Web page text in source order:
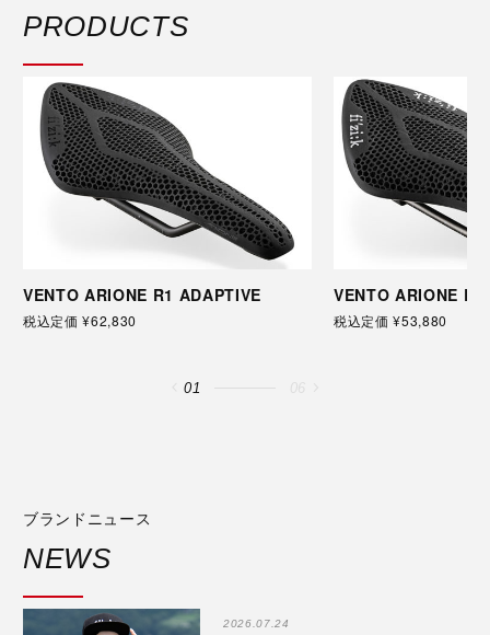
PRODUCTS
VENTO ARIONE R1 ADAPTIVE
税込定価 ¥62,830
VENTO ARIONE
税込定価 ¥53,880
01
ブランドニュース
NEWS
2026.07.24